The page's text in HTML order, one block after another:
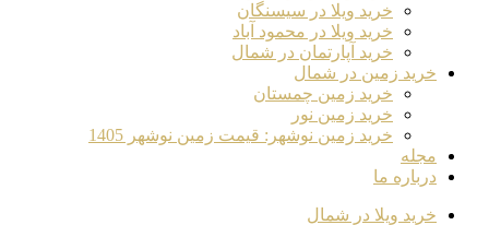
خرید ویلا در سیسنگان
خرید ویلا در محمود آباد
خرید آپارتمان در شمال
خرید زمین در شمال
خرید زمین چمستان
خرید زمین نور
خرید زمین نوشهر: قیمت زمین نوشهر 1405
مجله
درباره ما
خرید ویلا در شمال